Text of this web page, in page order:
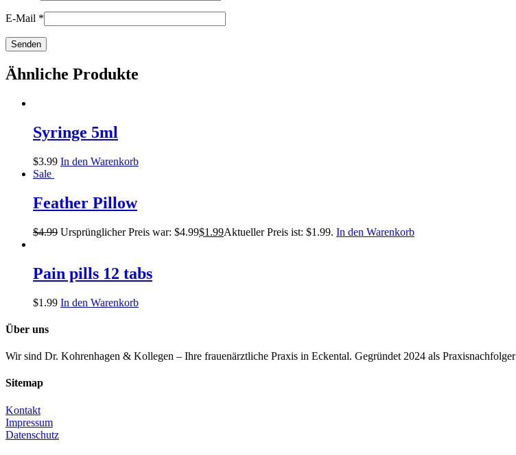
E-Mail *
Ähnliche Produkte
Syringe 5ml
$3.99 In den Warenkorb
Sale
Feather Pillow
$4.99 Ursprünglicher Preis war: $4.99$1.99Aktueller Preis ist: $1.99. In den Warenkorb
Pain pills 12 tabs
$1.99 In den Warenkorb
Über uns
Wir sind Dr. Kohrenhagen & Kollegen – Ihre frauenärztliche Praxis in Eckental. Gegründet 2024 als
Sitemap
Kontakt
Impressum
Datenschutz